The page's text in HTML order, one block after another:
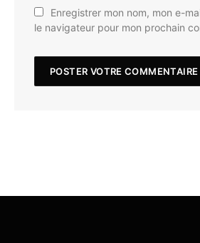
Enregistrer mon nom, mon e-
le navigateur pour mon prochain